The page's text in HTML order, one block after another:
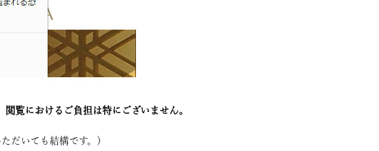
閲覧におけるご負担は特にございません。
だいても結構です。）